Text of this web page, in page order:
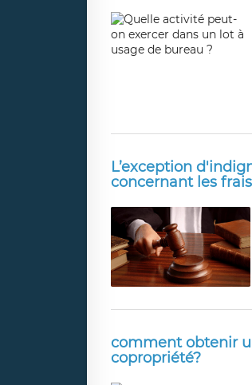
L’exception
concernant les
comment obtenir
copropriété?